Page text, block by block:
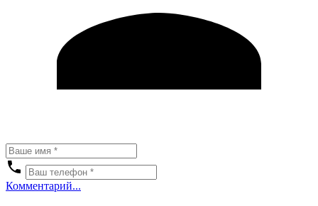
Комментарий...